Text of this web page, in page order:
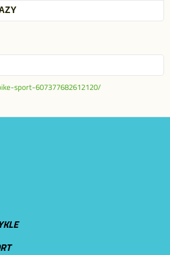
sport-607377682612120/